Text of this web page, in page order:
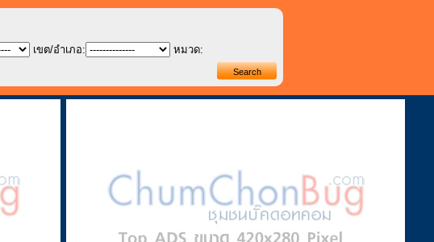
เขต/อำเภอ: หมวด: